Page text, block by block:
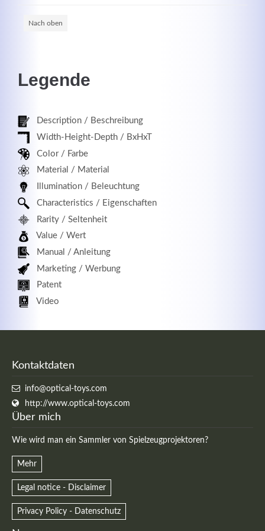
Nach oben
Legende
Description / Beschreibung
Width-Height-Depth / BxHxT
Color / Farbe
Material / Material
Illumination / Beleuchtung
Characteristics / Eigenschaften
Rarity / Seltenheit
Value / Wert
Manual / Anleitung
Marketing / Werbung
Patent
Video
Kontaktdaten
info@optical-toys.com
http://www.optical-toys.com
Über mich
Wie wird man ein Sammler von Spielzeugprojektoren?
Mehr
Legal notice - Disclaimer
Privacy Policy - Datenschutz